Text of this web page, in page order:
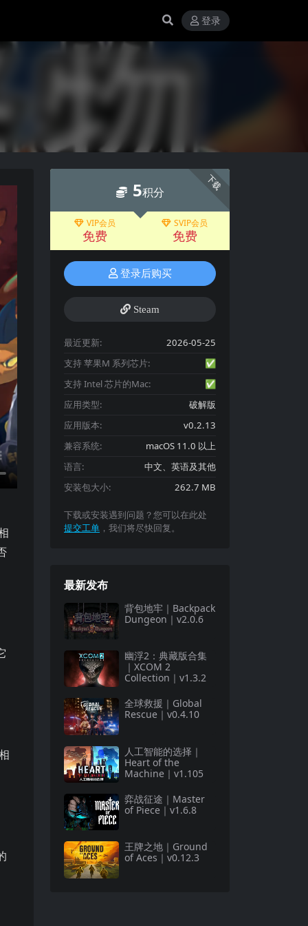
登录
下载
5积分
VIP会员
免费
SVIP会员
免费
登录后购买
Steam
最近更新:
2026-05-25
支持 苹果M 系列芯片:
✅
支持 Intel 芯片的Mac:
✅
应用类型:
破解版
应用版本:
v0.2.13
兼容系统:
macOS 11.0 以上
语言:
中文、英语及其他
安装包大小:
262.7 MB
下载或安装遇到问题？您可以在此处
提交工单 ，我们将尽快回复。
最新发布
背包地牢｜Backpack
Dungeon｜v2.0.6
幽浮2：典藏版合集
｜XCOM 2
Collection｜v1.3.2
全球救援｜Global
Rescue｜v0.4.10
人工智能的选择｜
Heart of the
Machine｜v1.105
弈战征途｜Master
of Piece｜v1.6.8
王牌之地｜Ground
of Aces｜v0.12.3